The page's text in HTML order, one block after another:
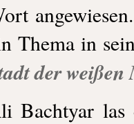
Thema in
der
Bachtyar las